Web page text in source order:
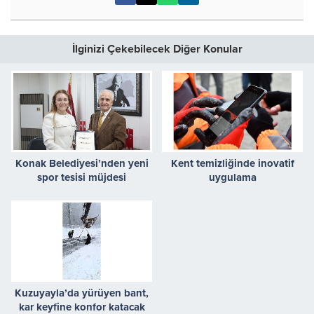
İlginizi Çekebilecek Diğer Konular
Konak Belediyesi’nden yeni
spor tesisi müjdesi
Kent temizliğinde inovatif
uygulama
Kuzuyayla’da yürüyen bant,
kar keyfine konfor katacak